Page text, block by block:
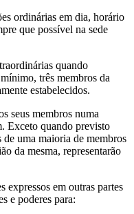
ordinárias em dia, horário
que possível na sede
quando
três membros da
estabelecidos.
seus membros numa
Exceto quando previsto
uma maioria de membros
da mesma, representarão
expressos em outras partes
e poderes para: